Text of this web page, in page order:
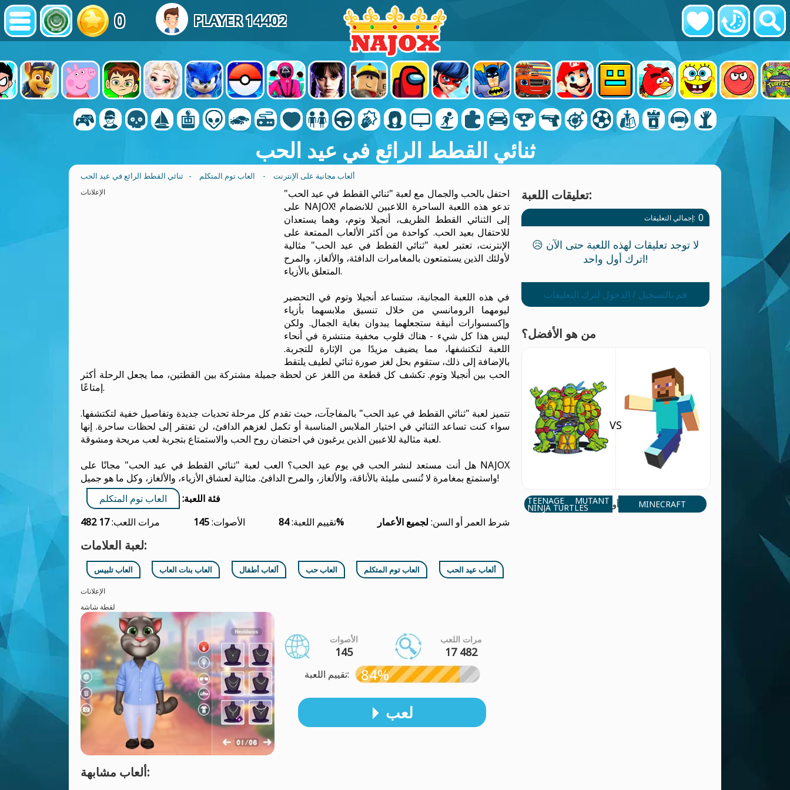
0 PLAYER 14402
ثنائي القطط الرائع في عيد الحب
ألعاب مجانية على الإنترنت - العاب توم المتكلم - ثنائي القطط الرائع في عيد الحب
الإعلانات
احتفل بالحب والجمال مع لعبة "ثنائي القطط في عيد الحب"
على NAJOX! تدعو هذه اللعبة الساحرة اللاعبين للانضمام
إلى الثنائي القطط الظريف، أنجيلا وتوم، وهما يستعدان
للاحتفال بعيد الحب. كواحدة من أكثر الألعاب الممتعة على
الإنترنت، تعتبر لعبة "ثنائي القطط في عيد الحب" مثالية
لأولئك الذين يستمتعون بالمغامرات الدافئة، والألغاز، والمرح
المتعلق بالأزياء.
في هذه اللعبة المجانية، ستساعد أنجيلا وتوم في التحضير
ليومهما الرومانسي من خلال تنسيق ملابسهما بأزياء
وإكسسوارات أنيقة ستجعلهما يبدوان بغاية الجمال. ولكن
ليس هذا كل شيء - هناك قلوب مخفية منتشرة في أنحاء
اللعبة لتكتشفها، مما يضيف مزيدًا من الإثارة للتجربة.
بالإضافة إلى ذلك، ستقوم بحل لغز صورة ثنائي لطيف يلتقط
الحب بين أنجيلا وتوم. تكشف كل قطعة من اللغز عن لحظة جميلة مشتركة بين القطتين، مما يجعل الرحلة أكثر
إمتاعًا.
تتميز لعبة "ثنائي القطط في عيد الحب" بالمفاجآت، حيث تقدم كل مرحلة تحديات جديدة وتفاصيل خفية لتكتشفها.
سواء كنت تساعد الثنائي في اختيار الملابس المناسبة أو تكمل لغزهم الدافئ، لن تفتقر إلى لحظات ساحرة. إنها
لعبة مثالية للاعبين الذين يرغبون في احتضان روح الحب والاستمتاع بتجربة لعب مريحة ومشوقة.
هل أنت مستعد لنشر الحب في يوم عيد الحب؟ العب لعبة "ثنائي القطط في عيد الحب" مجانًا على NAJOX
واستمتع بمغامرة لا تُنسى مليئة بالأناقة، والألغاز، والمرح الدافئ. مثالية لعشاق الأزياء، والألغاز، وكل ما هو جميل!
فئة اللعبة:
العاب توم المتكلم
مرات اللعب:17 482 الأصوات:145 تقييم اللعبة:84% شرط العمر أو السن: لجميع الأعمار
لعبة العلامات:
العاب تلبيس العاب بنات العاب ألعاب أطفال العاب حب العاب توم المتكلم ألعاب عيد الحب
الإعلانات
لقطة شاشة
الأصوات
145
مرات اللعب
17 482
تقييم اللعبة: 84%
لعب
ألعاب مشابهة:
تعليقات اللعبة:
إجمالي التعليقات: 0
لا توجد تعليقات لهذه اللعبة حتى الآن 😥
اترك أول واحد!
قم بالتسجيل / الدخول لترك التعليقات
من هو الأفضل؟
TEENAGE MUTANT
NINJA TURTLES
VS
أو MINECRAFT